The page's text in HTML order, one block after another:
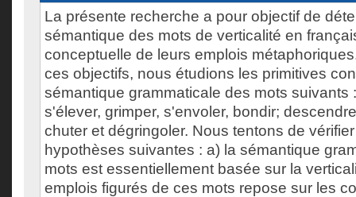
La présente recherche a pour objectif de
sémantique des mots de verticalité en
conceptuelle de leurs emplois
ces objectifs, nous étudions les primitives
sémantique grammaticale des mots suivants
s'élever, grimper, s'envoler, bondir;
chuter et dégringoler. Nous tentons de
hypothèses suivantes : a) la sémantique
mots est essentiellement basée sur la
emplois figurés de ces mots repose sur les